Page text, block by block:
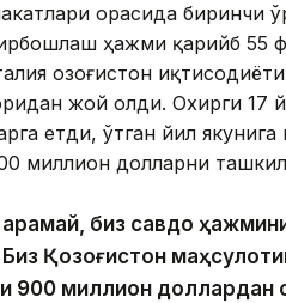
орасида биринчи
ҳажми қарийб 55
Қозоғистон
жой олди. Охирги 17
етди, ўтган йил
миллион долларни
биз савдо
Қозоғистон
900 миллион доллардан